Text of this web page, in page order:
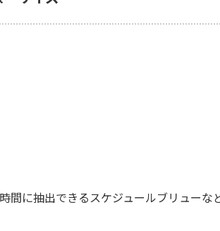
間に抽出できるスケジュールブリューな